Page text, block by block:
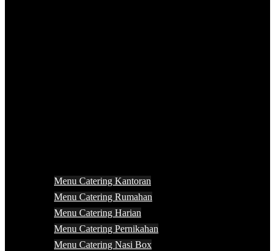
Menu Catering Kantoran
Menu Catering Rumahan
Menu Catering Harian
Menu Catering Pernikahan
Menu Catering Nasi Box